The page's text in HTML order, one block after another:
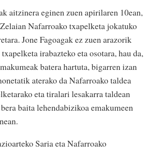
aitzinera eginen zuen apirilaren 10ean,
Nafarroako txapelketa jokatuko
Jone Fagoagak ez zuen arazorik
irabazteko eta osotara, hau da,
batera hartuta, bigarren izan
aterako da Nafarroako taldea
eta tiralari lesakarra taldean
baita lehendabizikoa emakumeen
Saria eta Nafarroako